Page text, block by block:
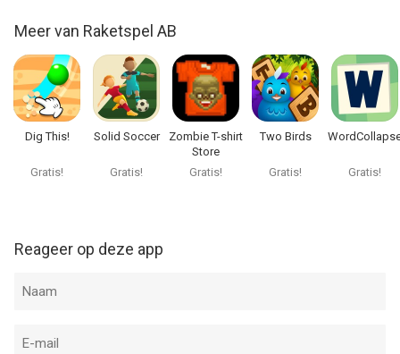
Meer van Raketspel AB
Dig This!
Gratis!
Solid Soccer
Gratis!
Zombie T-shirt
Store
Gratis!
Two Birds
Gratis! Gratis!
Reageer op deze app